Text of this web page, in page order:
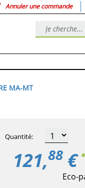
Annuler une commande
MA-MT
121,88 € *
Eco-
Quantité: